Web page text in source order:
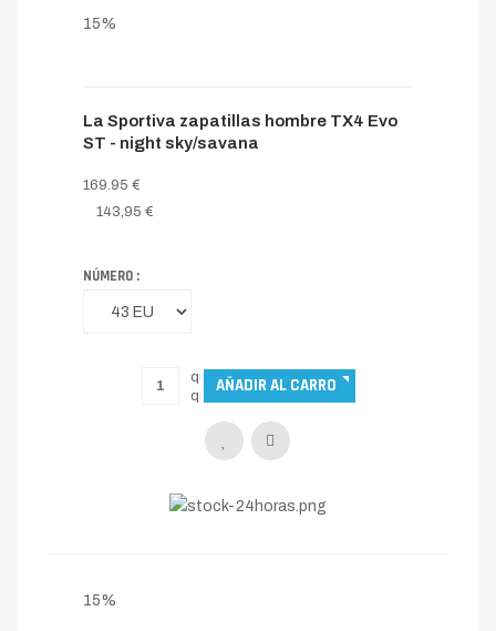
15%
La Sportiva zapatillas hombre TX4 Evo
ST - night sky/savana
169.95 €
143,95 €
NÚMERO :
15%